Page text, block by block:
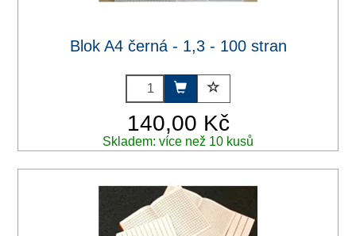
Blok A4 černá - 1,3 - 100 stran
140,00 Kč
Skladem: více než 10 kusů